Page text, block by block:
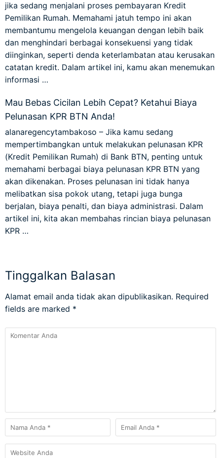
jika sedang menjalani proses pembayaran Kredit
Pemilikan Rumah. Memahami jatuh tempo ini akan
membantumu mengelola keuangan dengan lebih baik
dan menghindari berbagai konsekuensi yang tidak
diinginkan, seperti denda keterlambatan atau kerusakan
catatan kredit. Dalam artikel ini, kamu akan menemukan
informasi …
Mau Bebas Cicilan Lebih Cepat? Ketahui Biaya
Pelunasan KPR BTN Anda!
alanaregencytambakoso – Jika kamu sedang
mempertimbangkan untuk melakukan pelunasan KPR
(Kredit Pemilikan Rumah) di Bank BTN, penting untuk
memahami berbagai biaya pelunasan KPR BTN yang
akan dikenakan. Proses pelunasan ini tidak hanya
melibatkan sisa pokok utang, tetapi juga bunga
berjalan, biaya penalti, dan biaya administrasi. Dalam
artikel ini, kita akan membahas rincian biaya pelunasan
KPR …
Tinggalkan Balasan
Alamat email anda tidak akan dipublikasikan. Required
fields are marked *